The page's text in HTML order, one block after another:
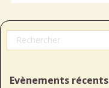
Evènements récents